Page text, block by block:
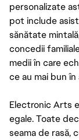
personalizate
pot include
sănătate
concedii
medii în care
ce au mai bun
Electronic Arts
egale. Toate
seama de rasă,